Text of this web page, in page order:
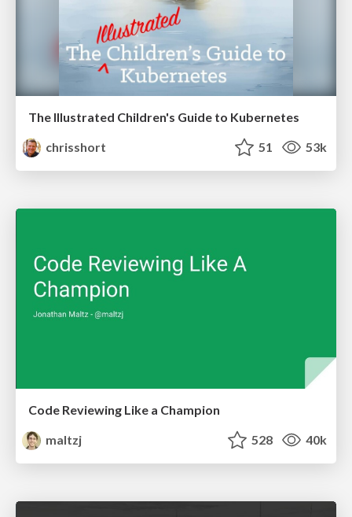
The Illustrated Children's Guide to Kubernetes
chrisshort
51 53k
Code Reviewing Like a Champion
maltzj
528 40k